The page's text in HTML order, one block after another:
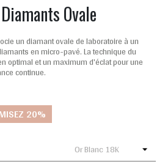
Ovale
un diamant ovale de laboratoire à un
en micro-pavé. La technique du
optimal et un maximum d'éclat pour une
continue.
20%